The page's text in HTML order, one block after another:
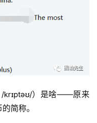
krɪptəʊ/）是啥——原来
简称。